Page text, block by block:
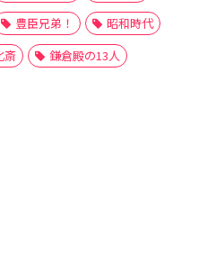
豊臣兄弟！
昭和時代
斎 鎌倉殿の13人